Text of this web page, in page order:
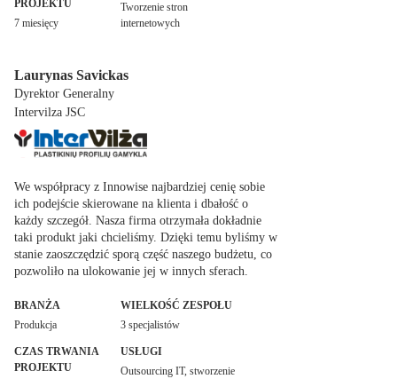
PROJEKTU
7 miesięcy
Tworzenie stron
internetowych
Laurynas Savickas
Dyrektor Generalny
Intervilza JSC
We współpracy z Innowise najbardziej cenię sobie
ich podejście skierowane na klienta i dbałość o
każdy szczegół. Nasza firma otrzymała dokładnie
taki produkt jaki chcieliśmy. Dzięki temu byliśmy w
stanie zaoszczędzić sporą część naszego budżetu, co
pozwoliło na ulokowanie jej w innych sferach.
BRANŻA
Produkcja
WIELKOŚĆ ZESPOŁU
3 specjalistów
CZAS TRWANIA
PROJEKTU
USŁUGI
Outsourcing IT, stworzenie